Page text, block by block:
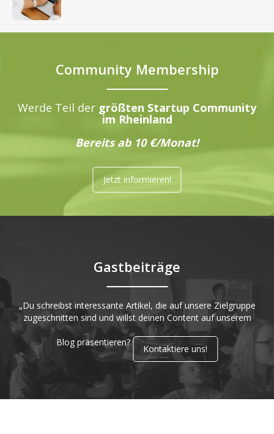
Community Membership
Werde Teil der größten Startup Community
im Rheinland
Bereits ab 10 €/Monat!
Jetzt informieren!
Gastbeiträge
„Du schreibst interessante Artikel, die auf unsere Zielgruppe
zugeschnitten sind und willst deinen Content auf unserem
Blog präsentieren?
Kontaktiere uns!